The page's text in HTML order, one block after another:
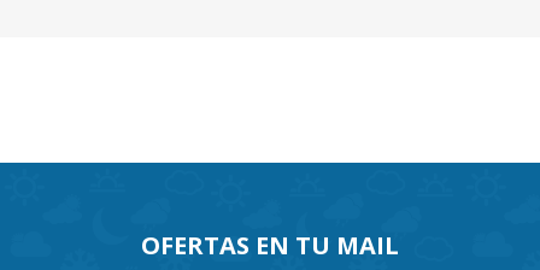
OFERTAS EN TU MAIL